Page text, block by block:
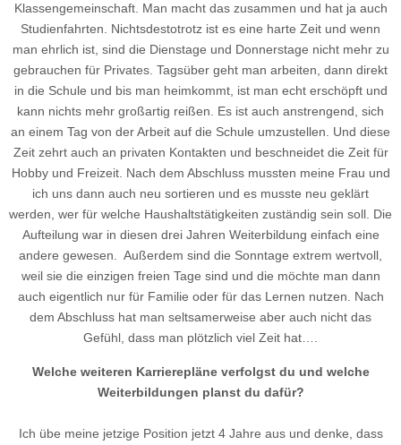
Klassengemeinschaft. Man macht das zusammen und hat ja auch
Studienfahrten. Nichtsdestotrotz ist es eine harte Zeit und wenn
man ehrlich ist, sind die Dienstage und Donnerstage nicht mehr zu
gebrauchen für Privates. Tagsüber geht man arbeiten, dann direkt
in die Schule und bis man heimkommt, ist man echt erschöpft und
kann nichts mehr großartig reißen. Es ist auch anstrengend, sich
an einem Tag von der Arbeit auf die Schule umzustellen. Und diese
Zeit zehrt auch an privaten Kontakten und beschneidet die Zeit für
Hobby und Freizeit. Nach dem Abschluss mussten meine Frau und
ich uns dann auch neu sortieren und es musste neu geklärt
werden, wer für welche Haushaltstätigkeiten zuständig sein soll. Die
Aufteilung war in diesen drei Jahren Weiterbildung einfach eine
andere gewesen. Außerdem sind die Sonntage extrem wertvoll,
weil sie die einzigen freien Tage sind und die möchte man dann
auch eigentlich nur für Familie oder für das Lernen nutzen. Nach
dem Abschluss hat man seltsamerweise aber auch nicht das
Gefühl, dass man plötzlich viel Zeit hat….
Welche weiteren Karrierepläne verfolgst du und welche
Weiterbildungen planst du dafür?
Ich übe meine jetzige Position jetzt 4 Jahre aus und denke, dass